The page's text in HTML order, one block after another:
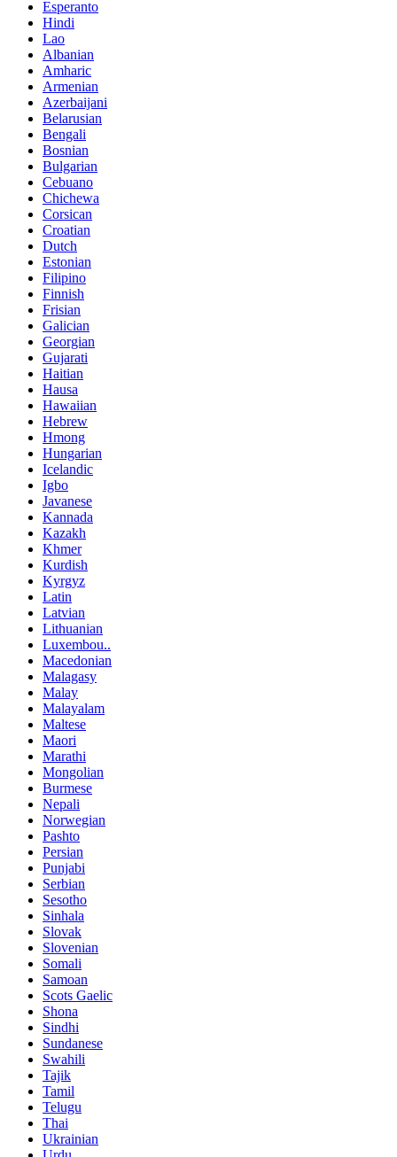
Esperanto
Hindi
Lao
Albanian
Amharic
Armenian
Azerbaijani
Belarusian
Bengali
Bosnian
Bulgarian
Cebuano
Chichewa
Corsican
Croatian
Dutch
Estonian
Filipino
Finnish
Frisian
Galician
Georgian
Gujarati
Haitian
Hausa
Hawaiian
Hebrew
Hmong
Hungarian
Icelandic
Igbo
Javanese
Kannada
Kazakh
Khmer
Kurdish
Kyrgyz
Latin
Latvian
Lithuanian
Luxembou..
Macedonian
Malagasy
Malay
Malayalam
Maltese
Maori
Marathi
Mongolian
Burmese
Nepali
Norwegian
Pashto
Persian
Punjabi
Serbian
Sesotho
Sinhala
Slovak
Slovenian
Somali
Samoan
Scots Gaelic
Shona
Sindhi
Sundanese
Swahili
Tajik
Tamil
Telugu
Thai
Ukrainian